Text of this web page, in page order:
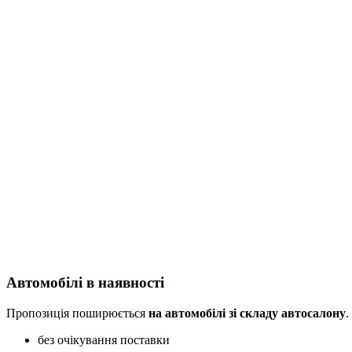
Автомобілі в наявності
Пропозиція поширюється на автомобілі зі складу автосалону.
без очікування поставки